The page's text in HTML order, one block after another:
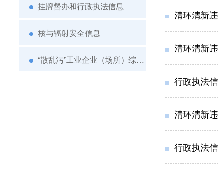
挂牌督办和行政执法信息
核与辐射安全信息
“散乱污”工业企业（场所）综合整治
清环清新
清环清新
行政执法
清环清新
行政执法